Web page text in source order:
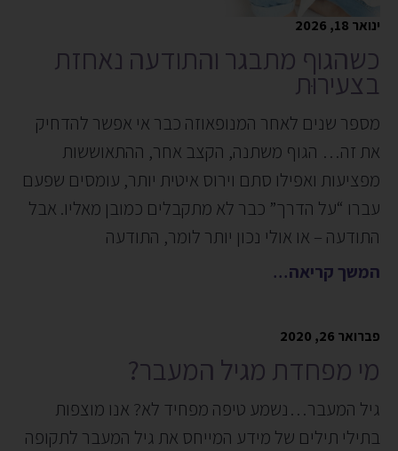
כשהגוף מתבגר והתודעה נאחזת
בצעירוּת
ינואר 18, 2026
מספר שנים לאחר המנופאוזה כבר אי אפשר להדחיק
את זה… הגוף משתנה, הקצב אחר, ההתאוששות
מפציעות ואפילו סתם וירוס איטית יותר, עומסים שפעם
עברו “על הדרך” כבר לא מתקבלים כמובן מאליו. אבל
התודעה – או אולי נכון יותר לומר, התודעה
המשך קריאה
מי מפחדת מגיל המעבר?
פברואר 26, 2020
גיל המעבר…נשמע טיפה מפחיד לא? אנו מוצפות
בתילי תילים של מידע המייחס את גיל המעבר לתקופה